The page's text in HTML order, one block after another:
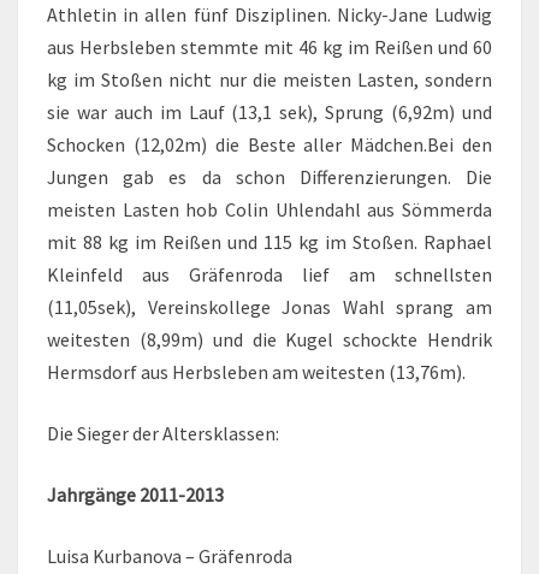
Athletin in allen fünf Disziplinen. Nicky-Jane Ludwig
aus Herbsleben stemmte mit 46 kg im Reißen und 60
kg im Stoßen nicht nur die meisten Lasten, sondern
sie war auch im Lauf (13,1 sek), Sprung (6,92m) und
Schocken (12,02m) die Beste aller Mädchen.Bei den
Jungen gab es da schon Differenzierungen. Die
meisten Lasten hob Colin Uhlendahl aus Sömmerda
mit 88 kg im Reißen und 115 kg im Stoßen. Raphael
Kleinfeld aus Gräfenroda lief am schnellsten
(11,05sek), Vereinskollege Jonas Wahl sprang am
weitesten (8,99m) und die Kugel schockte Hendrik
Hermsdorf aus Herbsleben am weitesten (13,76m).
Die Sieger der Altersklassen:
Jahrgänge 2011-2013
Luisa Kurbanova – Gräfenroda